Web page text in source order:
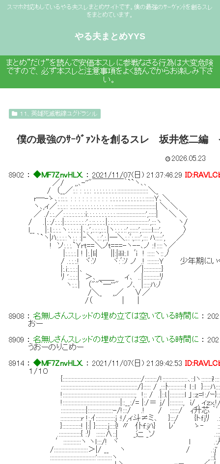
スマホ対応もしているやる夫スレまとめサイトです。僕の最強のｻｰｳﾞｧﾝﾄを創るスレ
をまとめています。
やる夫まとめYYS
まとめ”だけ”を読んで安価本スレに参戦なさる行為は大変危険
ですので、必ず本スレと注意事項をよく読んでからお楽しみ下さ
い。
１１、英雄死滅戦線ユグドラシル
僕の最強のｻｰｳﾞｧﾝﾄを創るスレ 坂井悠二
2026.05.23
8902 ：◆MF7ZnvHLX. ：2021/11/07(日) 21:37:46.29
／/ ,,､-''"￣￣￣￣｀``ヽ､､
/ （__／:.: : :.:.: :.:.:.:.:.:.:.:.:::::::::::::::::::::＼_
r─-ゝ､:.::.:. : : : : : : : : : : :.:.:.:.:.:.:.:.:.:.:.:.::::::Ｙ､＼
ヽ､,ィ／:.:.:.: :.:.:.:.:.:.:.:.:.:.:.:.:.:.:.::::::::::::::::::::::::::::| ＼ ＼
／ ./:.:.／:.:.:.:.:.:.:.:i:.:.:.:.:.:.:.:.:.:.::::::::::::::::::::',:::::| ＼ ＼
/ .|:.:/:.:.:|:.:.:.:.:.:.:.:',:.::.:.:.:.|:.:.:.:.::::::::::::::::::::',:::ヽ ヽ/
l__ |:.l.:.:.:.ヽ:.:.:.:.:|､:.',:.:.:,:.:.|ヽ:.:.:.::',::::::',:::::::l::::', 〉
｀`ヽ|ﾊ:.:.:.:ヽ:.: :|‐＼ :.:',:.|─＼:.:ﾞ:,::::',::: ﾊ:::::', ／
! ソ:.:.:.`Ｙrt==＼ノt===-ヽ--､ノ ::!::::ヽ／
|:.:.:.:.| ! |:.|li| ||:|ilil:.l ﾞi ! :::::ヽ::丿
/ .:.:.:.! ヾ:ｿ ヾ:ﾞ:ｿ ノ .! ::::::::Ｙ 少年期にい
|:.i:.:.:.:|､ ／|::::::::::::}
ﾘ '.:.:.:| ＞､ ＿＿ ィ､ ..|:::::::::::ﾘ
ヽ:.:.| （""`─'''" ノ､ |:::::ﾊ:ﾉ
/＼_ ,,／ ∨／
/（ | |
8908 ：名無しさんスレッドの埋め立ては空いている時間に ：
おー
8909 ：名無しさんスレッドの埋め立ては空いている時間に ：
うおーのりこめー
8914 ：◆MF7ZnvHLX. ：2021/11/07(日) 21:39:42.53
１/１０
{:::::::::::::::::::::::::::::::::::::::::::::::::::::/::::::::/!:::::::::::::::::､::lヽ
::::::::::::::::::::::::::::::::::::::::::::::::::::/}::::: / ,:::ﾄ:::::::::::! ｌ::l }:::::ﾊ
!:::::::::::::::::::::::::::::::::::::::::::::::::; !:: / .|::l.|::::::::::l 」::z=!:/ｰ
!:::::::::::::::::::::::::::::::::::::::|::__:/= |:/＝ j/ |:::::::::, i/ , ィｚx.!/
:::::::::::::::::|:::::::::::::::::-/!:::/ .! / ::::::/ ｨ升芯 ｀ﾞ
::::::::::::::r !:,ｲ:::::::::::::j :!/,ィ斗≠ミ､ }:::/ {トｆjﾘ
}:::::::::::::! |:| }::::::::j::::{! 〃 仆f:jﾊ} ﾚ′ ゝ‐
.:::::::::::::::{ :ﾘ ::::::∧::| _辷 _ソ
′::::::::::::ヽ ヽｌ:::/! ヾ l .:
/:::::::::::::::::::::::＞|/ __ ヽ / .:ｊ'
:::::::::::::::::::::::::::::::'::::::::::ヽ ,.::{